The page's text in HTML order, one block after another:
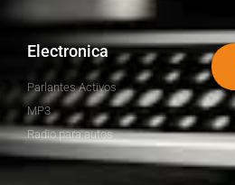
Electronica
Parlantes Activos
MP3
Radio para autos